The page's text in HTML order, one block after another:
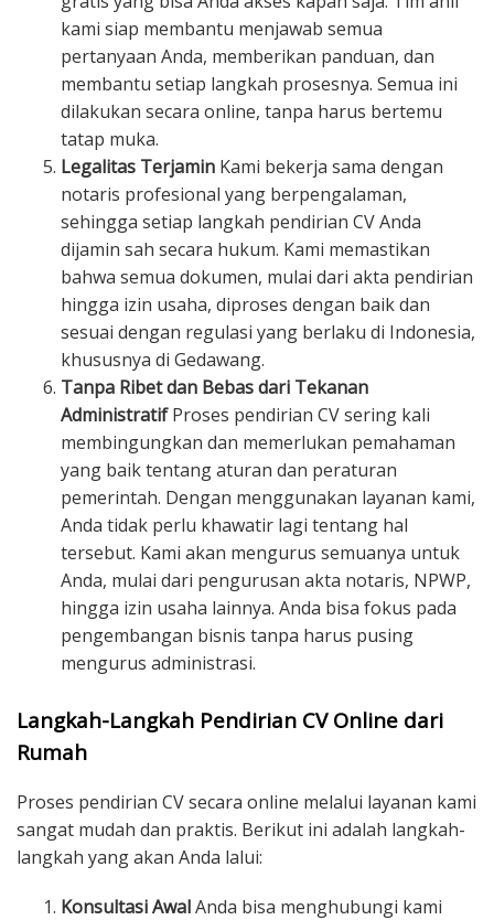
kami siap membantu menjawab semua
pertanyaan Anda, memberikan panduan, dan
membantu setiap langkah prosesnya. Semua ini
dilakukan secara online, tanpa harus bertemu
tatap muka.
Legalitas Terjamin Kami bekerja sama dengan
notaris profesional yang berpengalaman,
sehingga setiap langkah pendirian CV Anda
dijamin sah secara hukum. Kami memastikan
bahwa semua dokumen, mulai dari akta pendirian
hingga izin usaha, diproses dengan baik dan
sesuai dengan regulasi yang berlaku di Indonesia,
khususnya di Gedawang.
Tanpa Ribet dan Bebas dari Tekanan
AdministratifProses pendirian CV sering kali
membingungkan dan memerlukan pemahaman
yang baik tentang aturan dan peraturan
pemerintah. Dengan menggunakan layanan kami,
Anda tidak perlu khawatir lagi tentang hal
tersebut. Kami akan mengurus semuanya untuk
Anda, mulai dari pengurusan akta notaris, NPWP,
hingga izin usaha lainnya. Anda bisa fokus pada
pengembangan bisnis tanpa harus pusing
mengurus administrasi.
Langkah-Langkah Pendirian CV Online dari
Rumah
Proses pendirian CV secara online melalui layanan kami
sangat mudah dan praktis. Berikut ini adalah langkah-
langkah yang akan Anda lalui:
Konsultasi AwalAnda bisa menghubungi kami